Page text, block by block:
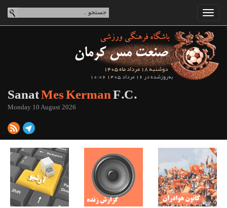
دوشنبه 18 مرداد ماه 1405
به‌روزشده در 16 مرداد 1405 10:06
SanatMes KermanF.C.
Monday 10 August 2026